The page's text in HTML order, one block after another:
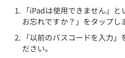
「iPadは使用できません」
お忘れですか？」をタップし
「以前のパスコードを入力
ださい。